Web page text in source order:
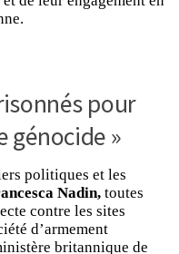
pour
génocide »
politiques et les
Nadin, toutes
contre les sites
d’armement
britannique de